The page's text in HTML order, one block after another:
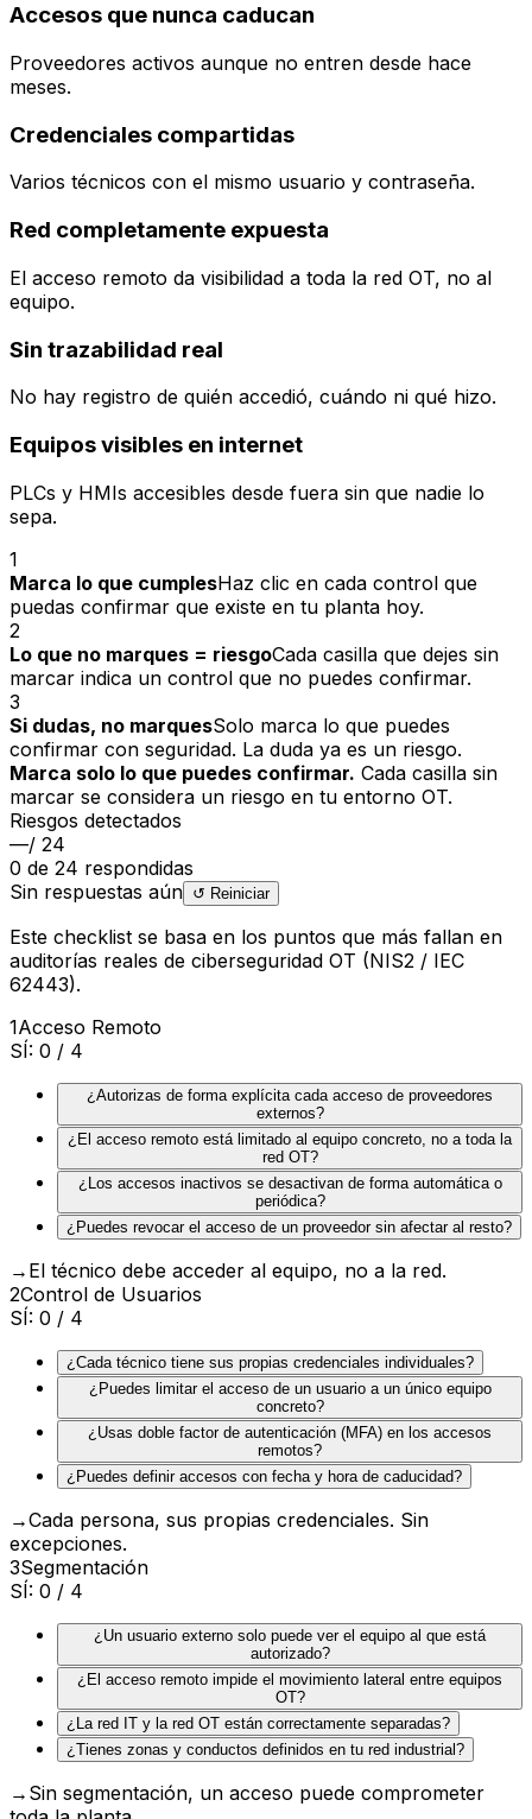
Accesos que nunca caducan
Proveedores activos aunque no entren desde hace
meses.
Credenciales compartidas
Varios técnicos con el mismo usuario y contraseña.
Red completamente expuesta
El acceso remoto da visibilidad a toda la red OT, no al
equipo.
Sin trazabilidad real
No hay registro de quién accedió, cuándo ni qué hizo.
Equipos visibles en internet
PLCs y HMIs accesibles desde fuera sin que nadie lo
sepa.
1
Marca lo que cumplesHaz clic en cada control que
puedas confirmar que existe en tu planta hoy.
2
Lo que no marques = riesgoCada casilla que dejes sin
marcar indica un control que no puedes confirmar.
3
Si dudas, no marquesSolo marca lo que puedes
confirmar con seguridad. La duda ya es un riesgo.
Marca solo lo que puedes confirmar. Cada casilla sin
marcar se considera un riesgo en tu entorno OT.
Riesgos detectados
—/ 24
0 de 24 respondidas
Sin respuestas aún ↺ Reiniciar
Este checklist se basa en los puntos que más fallan en
auditorías reales de ciberseguridad OT (NIS2 / IEC
62443).
1Acceso Remoto
SÍ: 0 / 4
¿Autorizas de forma explícita cada acceso de proveedores
externos?
¿El acceso remoto está limitado al equipo concreto, no a toda la
red OT?
¿Los accesos inactivos se desactivan de forma automática o
periódica?
¿Puedes revocar el acceso de un proveedor sin afectar al resto?
→ El técnico debe acceder al equipo, no a la red.
2Control de Usuarios
SÍ: 0 / 4
¿Cada técnico tiene sus propias credenciales individuales?
¿Puedes limitar el acceso de un usuario a un único equipo
concreto?
¿Usas doble factor de autenticación (MFA) en los accesos
remotos?
¿Puedes definir accesos con fecha y hora de caducidad?
→Cada persona, sus propias credenciales. Sin
excepciones.
3Segmentación
SÍ: 0 / 4
¿Un usuario externo solo puede ver el equipo al que está
autorizado?
¿El acceso remoto impide el movimiento lateral entre equipos
OT?
¿La red IT y la red OT están correctamente separadas?
¿Tienes zonas y conductos definidos en tu red industrial?
→ Sin segmentación, un acceso puede comprometer